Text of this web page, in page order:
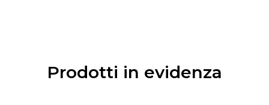
IL TUO PUNTO DI
Prodotti in evidenza